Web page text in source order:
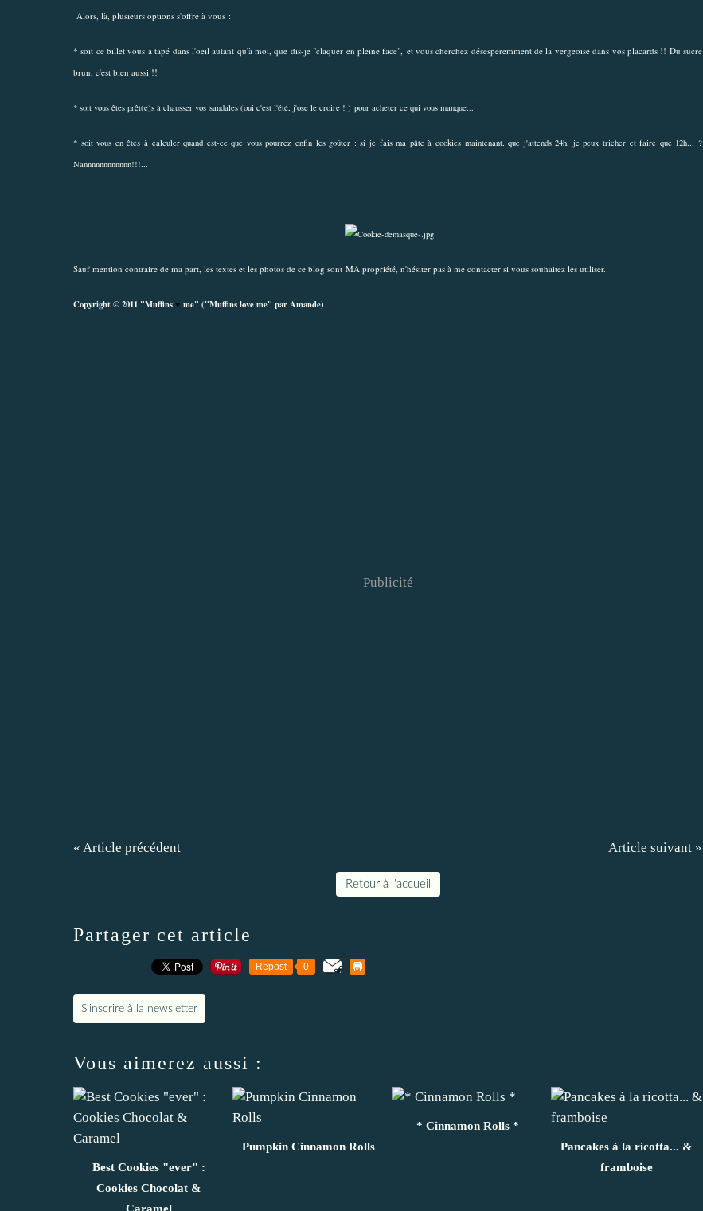
Alors, là, plusieurs options s'offre à vous :
* soit ce billet vous a tapé dans l'oeil autant qu'à moi, que dis-je "claquer en pleine face", et vous cherchez désespéremment de la vergeoise dans vos placards !! Du sucre
brun, c'est bien aussi !!
* soit vous êtes prêt(e)s à chausser vos sandales (oui c'est l'été, j'ose le croire ! ) pour acheter ce qui vous manque...
* soit vous en êtes à calculer quand est-ce que vous pourrez enfin les goûter : si je fais ma pâte à cookies maintenant, que j'attends 24h, je peux tricher et faire que 12h... ?
Nannnnnnnnnnnn!!!...
Sauf mention contraire de ma part, les textes et les photos de ce blog sont MA propriété, n'hésiter pas à me contacter si vous souhaitez les utiliser.
Copyright © 2011 "Muffins♥ me" ("Muffins love me" par Amande)
Publicité
« Article précédent Article suivant »
Retour à l'accueil
Partager cet article
Repost 0
S'inscrire à la newsletter
Vous aimerez aussi :
Best Cookies "ever" :
Cookies Chocolat &
Caramel
Pumpkin Cinnamon Rolls
* Cinnamon Rolls *
Pancakes à la ricotta... &
framboise